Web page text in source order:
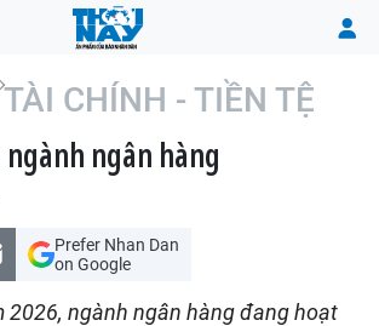
TÀI CHÍNH - TIỀN TỆ
ngân hàng
Prefer Nhan Dan
on Google
2026, ngành ngân hàng đang hoạt